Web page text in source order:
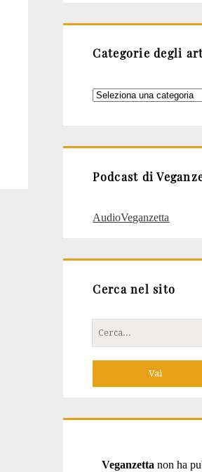
Categorie degli
Categorie
Podcast di
AudioVeganzetta
Cerca nel sito
Cerca
per:
Veganzetta non ha